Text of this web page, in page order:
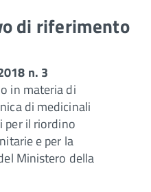
di riferimento
n. 3
in materia di
di medicinali
per il riordino
e per la
Ministero della